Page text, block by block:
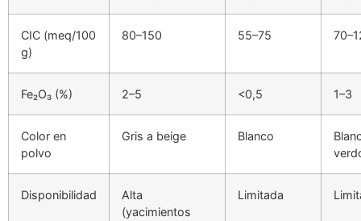
CIC (meq/100
g)
80–150 55–75
Fe₂O₃ (%) 2–5 <0,5 1–3
Color en
polvo
Gris a beige Blanco
Disponibilidad
Alta
(yacimientos
Limitada